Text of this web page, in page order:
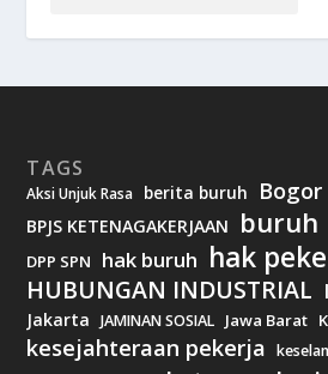
TAGS
Aksi Unjuk Rasa berita buruh Bogor
BPJS KETENAGAKERJAAN buruh
DPP SPN hak buruh hak
HUBUNGAN INDUSTRIAL
Jakarta JAMINAN SOSIAL Jawa Barat
kesejahteraan pekerja